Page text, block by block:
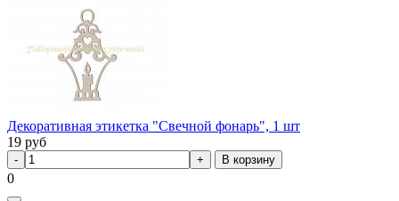
Декоративная этикетка "Свечной фонарь", 1 шт
19 руб
В корзину
0